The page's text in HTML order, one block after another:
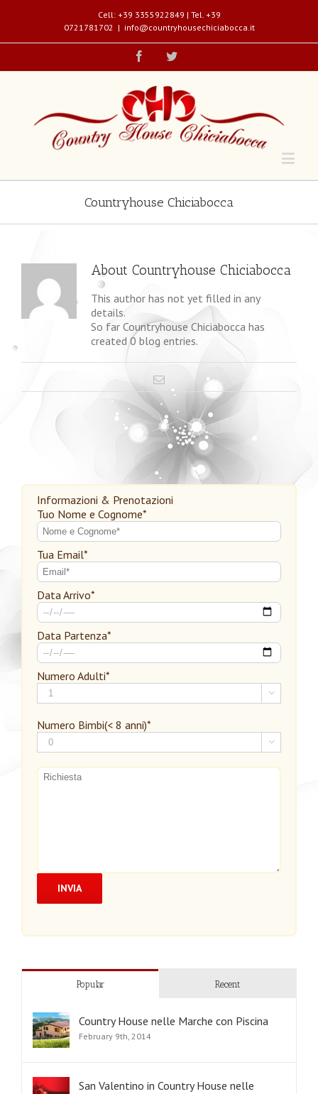
Cell: +39 3355922849 | Tel. +39
0721781702 | info@countryhousechiciabocca.it
Countryhouse Chiciabocca
About Countryhouse Chiciabocca
This author has not yet filled in any
details.
So far Countryhouse Chiciabocca has
created 0 blog entries.
Informazioni & Prenotazioni
Tuo Nome e Cognome*
Tua Email*
Data Arrivo*
Data Partenza*
Numero Adulti*

Numero Bimbi(< 8 anni)*

Popular Recent
Country House nelle Marche con Piscina
February 9th, 2014
San Valentino in Country House nelle